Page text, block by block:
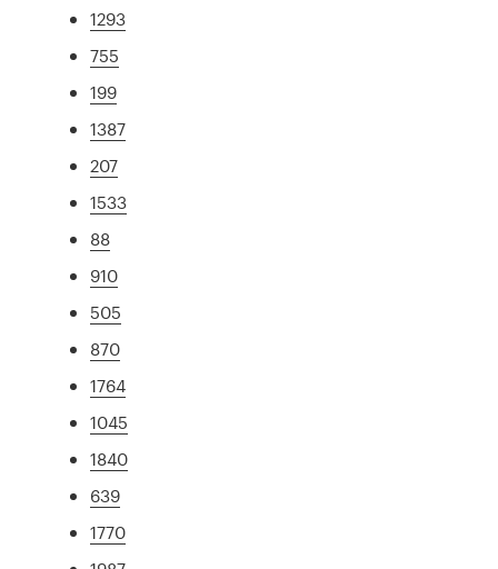
1293
755
199
1387
207
1533
88
910
505
870
1764
1045
1840
639
1770